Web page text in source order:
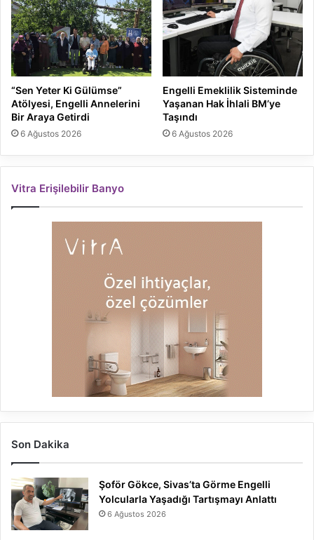
“Sen Yeter Ki Gülümse”
Atölyesi, Engelli Annelerini
Bir Araya Getirdi
6 Ağustos 2026
Engelli Emeklilik Sisteminde
Yaşanan Hak İhlali BM’ye
Taşındı
6 Ağustos 2026
Vitra Erişilebilir Banyo
Son Dakika
Şoför Gökce, Sivas’ta Görme Engelli
Yolcularla Yaşadığı Tartışmayı Anlattı
6 Ağustos 2026